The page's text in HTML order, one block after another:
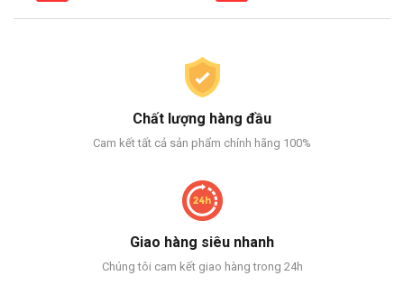
Chất lượng hàng đầu
Cam kết tất cả sản phẩm chính hãng 100%
Giao hàng siêu nhanh
Chúng tôi cam kết giao hàng trong 24h